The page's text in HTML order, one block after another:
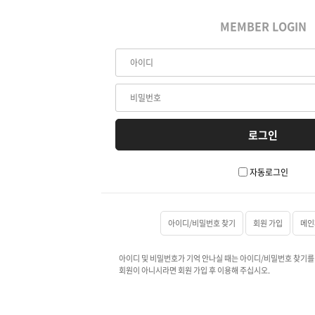
MEMBER LOGIN
자동로그인
아이디/비밀번호 찾기 회원 가입 메
아이디 및 비밀번호가 기억 안나실 때는 아이디/비밀번호 찾기
회원이 아니시라면 회원 가입 후 이용해 주십시오.